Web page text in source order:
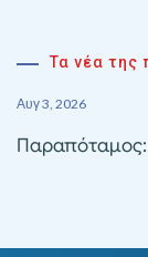
Τα νέα της
Αυγ 3, 2026
Παραπόταμος: